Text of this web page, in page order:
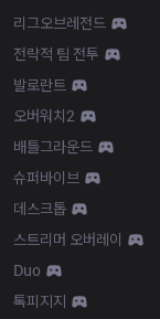
리그오브레전드
전략적 팀 전투
발로란트
오버워치2
배틀그라운드
슈퍼바이브
데스크톱
스트리머 오버레이
Duo
톡피지지